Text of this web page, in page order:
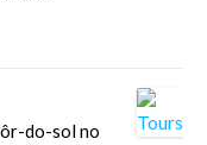
do-sol no